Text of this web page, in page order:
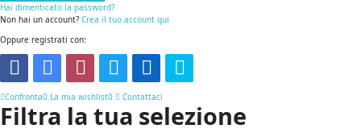
Hai dimenticato la password?
Non hai un account? Crea il tuo account qui
Oppure registrati con:
Confronta0 La mia wishlist0 Contattaci
Filtra la tua selezione